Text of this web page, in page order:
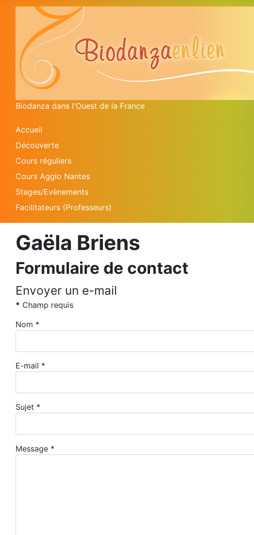
Biodanza dans l'Ouest de la France
Accueil
Découverte
Cours réguliers
Cours Agglo Nantes
Stages/Evènements
Facilitateurs (Professeurs)
Gaëla Briens
Formulaire de contact
Envoyer un e-mail
* Champ requis
Nom *
E-mail *
Sujet *
Message *